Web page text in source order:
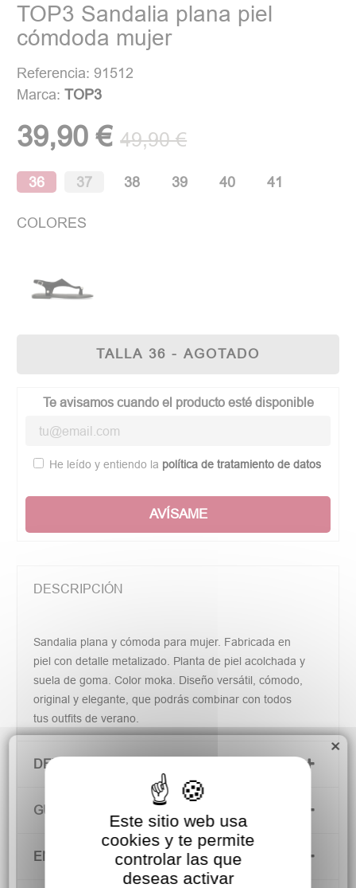
TOP3 Sandalia plana piel
cómdoda mujer
Referencia: 91512
Marca:TOP3
39,90 € 49,90 €
36 37 38 39 40 41
COLORES
TALLA 36 - AGOTADO
Te avisamos cuando el producto esté disponible
He leído y entiendo la política de tratamiento de datos
AVÍSAME
DESCRIPCIÓN
Sandalia plana y cómoda para mujer. Fabricada en
piel con detalle metalizado. Planta de piel acolchada y
suela de goma. Color moka. Diseño versátil, cómodo,
original y elegante, que podrás combinar con todos
tus outfits de verano.
DETALLES DEL PRODUCTO
GUÍA DE TALLAS
ENVÍOS Y DEVOLUCIONES
×
Este sitio web usa
cookies y te permite
controlar las que
deseas activar